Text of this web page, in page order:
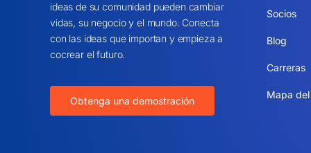
ideas de su comunidad pueden cambiar
vidas, su negocio y el mundo. Conecta
con las ideas que importan y empieza a
cocrear el futuro.
Obtenga una demostración
Socios
Blog
Carreras
Mapa